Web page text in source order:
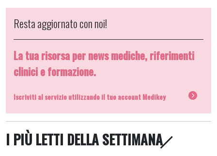
Resta aggiornato con noi!
La tua risorsa per news mediche, riferimenti
clinici e formazione.
Iscriviti al servizio utilizzando il tuo account Medikey
I PIÙ LETTI DELLA SETTIMANA